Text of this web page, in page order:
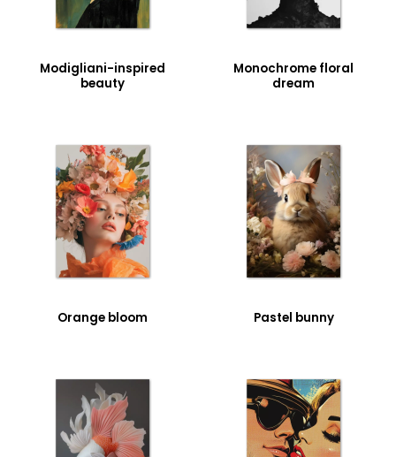
Modigliani-inspired
beauty
Monochrome floral
dream
Orange bloom Pastel bunny